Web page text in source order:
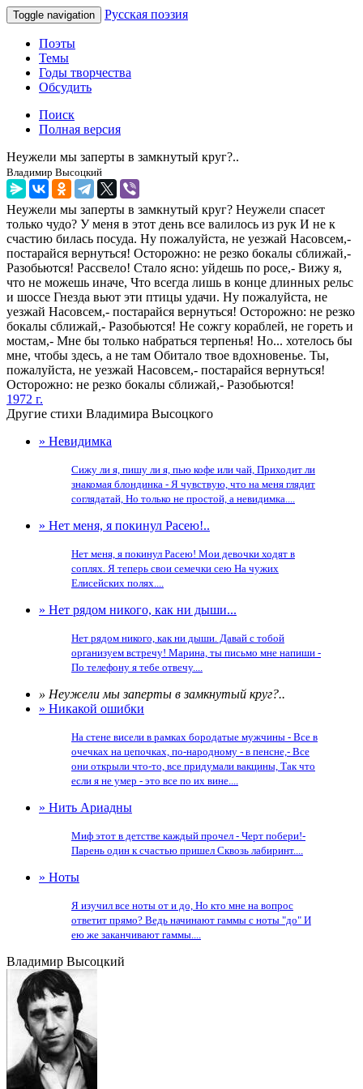
Toggle navigation Русская поэзия
Поэты
Темы
Годы творчества
Обсудить
Поиск
Полная версия
Неужели мы заперты в замкнутый круг?..
Владимир Высоцкий
Неужели мы заперты в замкнутый круг? Неужели спасет
только чудо? У меня в этот день все валилось из рук И не к
счастию билась посуда. Ну пожалуйста, не уезжай Насовсем,-
постарайся вернуться! Осторожно: не резко бокалы сближай,-
Разобьются! Рассвело! Стало ясно: уйдешь по росе,- Вижу я,
что не можешь иначе, Что всегда лишь в конце длинных рельс
и шоссе Гнезда вьют эти птицы удачи. Ну пожалуйста, не
уезжай Насовсем,- постарайся вернуться! Осторожно: не резко
бокалы сближай,- Разобьются! Не сожгу кораблей, не гореть и
мостам,- Мне бы только набраться терпенья! Но... хотелось бы
мне, чтобы здесь, а не там Обитало твое вдохновенье. Ты,
пожалуйста, не уезжай Насовсем,- постарайся вернуться!
Осторожно: не резко бокалы сближай,- Разобьются!
1972 г.
Другие стихи Владимира Высоцкого
» Невидимка
Сижу ли я, пишу ли я, пью кофе или чай, Приходит ли
знакомая блондинка - Я чувствую, что на меня глядит
соглядатай, Но только не простой, а невидимка....
» Нет меня, я покинул Расею!..
Нет меня, я покинул Расею! Мои девочки ходят в
соплях. Я теперь свои семечки сею На чужих
Елисейских полях....
» Нет рядом никого, как ни дыши...
Нет рядом никого, как ни дыши. Давай с тобой
организуем встречу! Марина, ты письмо мне напиши -
По телефону я тебе отвечу....
» Неужели мы заперты в замкнутый круг?..
» Никакой ошибки
На стене висели в рамках бородатые мужчины - Все в
очечках на цепочках, по-народному - в пенсне,- Все
они открыли что-то, все придумали вакцины, Так что
если я не умер - это все по их вине....
» Нить Ариадны
Миф этот в детстве каждый прочел - Черт побери!-
Парень один к счастью пришел Сквозь лабиринт....
» Ноты
Я изучил все ноты от и до, Но кто мне на вопрос
ответит прямо? Ведь начинают гаммы с ноты "до" И
ею же заканчивают гаммы....
Владимир Высоцкий